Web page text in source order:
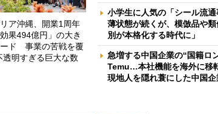
ア沖縄、開業1周年
果494億円」の大き
ード 事業の苦戦を覆
透明すぎる巨大な数
小学生に人気の「シール流
薄状態が続くが、模倣品や
別が本格化する時代に」
急増する中国企業の“国籍ロ
Temu…本社機能を海外に移
現地人を隠れ蓑にした中国